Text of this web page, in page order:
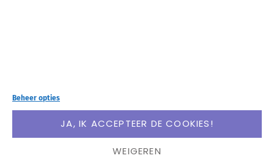
Beheer opties
JA, IK ACCEPTEER DE COOKIES!
WEIGEREN
Het zijn de succesvolle mensen die altijd hebben
geloofd in dat wat ze wilden bereiken, die er altijd